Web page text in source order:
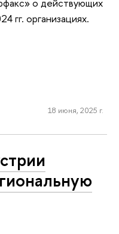
о действующих
гг. организациях.
18 июня, 2025 г.